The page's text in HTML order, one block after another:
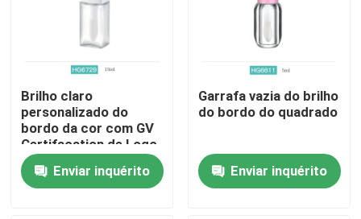
Quem Somos
Controle de Qualidade
Fale Conosco
Brilho claro
personalizado do
bordo da cor com GV
Certifacation de Logo
Design
Enviar inquérito
Garrafa vazia do brilho
do bordo do quadrado
Enviar inquérito